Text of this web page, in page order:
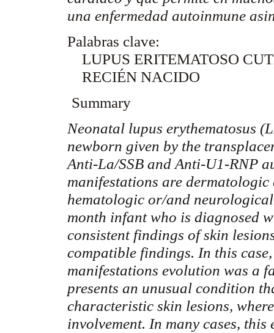
una enfermedad autoinmune
Palabras clave:
LUPUS ERITEMATOSO
RECIÉN NACIDO
Summary
Neonatal lupus erythematosus
newborn given by the
Anti-La/SSB and Anti-U1-RNP
manifestations are
hematologic or/and
month infant who is diagnosed
consistent findings of skin
compatible findings. In this
manifestations evolution was a
presents an unusual condition
characteristic skin lesions,
involvement. In many cases,